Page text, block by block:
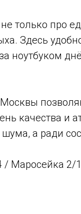
только про
Здесь
ноутбуком
качества
а ради
/ Маросейка 2/